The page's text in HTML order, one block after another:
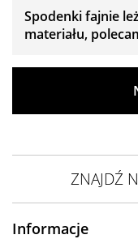
Spodenki fajnie
materiału,
ZNAJDŹ
Informacje